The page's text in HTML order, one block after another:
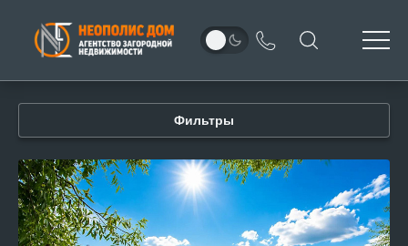
Фильтры